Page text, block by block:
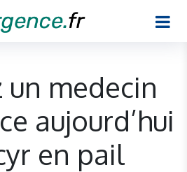
un medecin
aujourd’hui
en pail